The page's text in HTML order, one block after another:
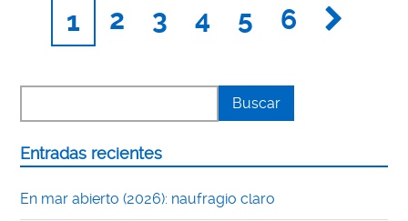
1 2 3 4 5 6
Entradas recientes
En mar abierto (2026): naufragio claro